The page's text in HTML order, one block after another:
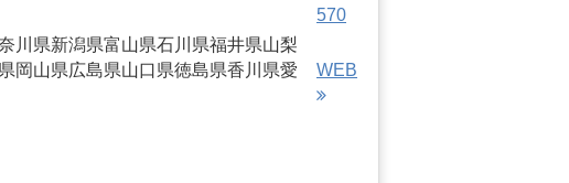
570
川県新潟県富山県石川県福井県山梨
岡山県広島県山口県徳島県香川県愛
WEB